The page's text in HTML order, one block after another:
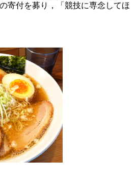
寄付を募り，「競技に専念してほ